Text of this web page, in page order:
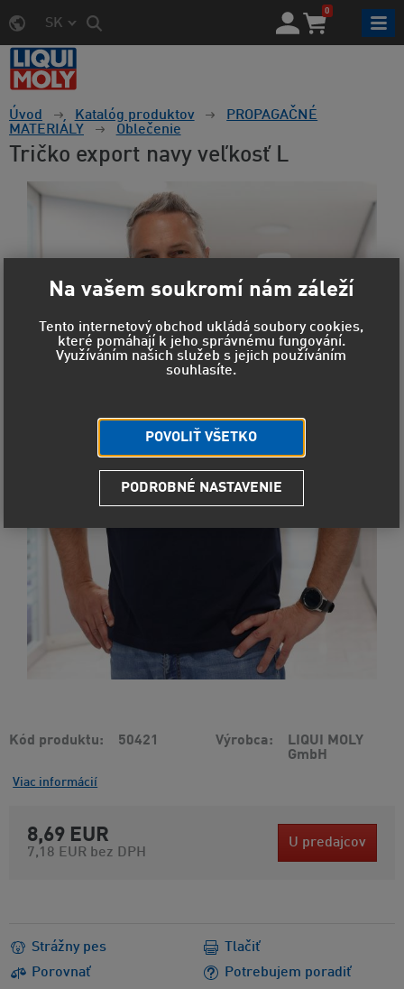
SK
0
Úvod Katalóg produktov
PROPAGAČNÉ
MATERIÁLY
Oblečenie
Tričko export navy veľkosť L
Kód produktu 50421 Výrobca
LIQUI MOLY
GmbH
Viac informácií
8,69 EUR
7,18 EUR bez DPH
U predajcov
Strážny pes
Porovnať
Potrebujem poradiť
Tlačiť
Na vašem soukromí nám záleží
Tento internetový obchod ukládá soubory cookies,
které pomáhají k jeho správnému fungování.
Využíváním našich služeb s jejich používáním
souhlasíte.
POVOLIŤ VŠETKO
PODROBNÉ NASTAVENIE